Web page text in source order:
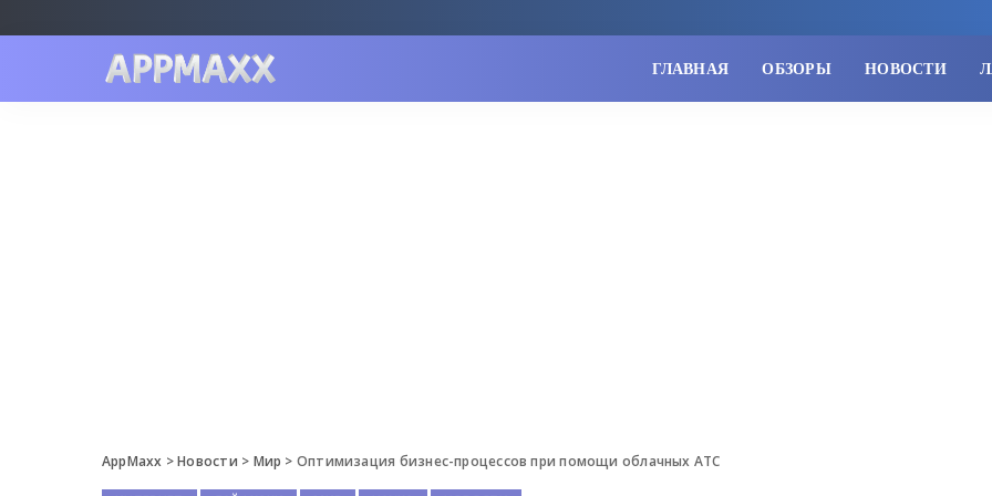
ГЛАВНАЯ ОБЗОРЫ НОВОСТИ
AppMaxx >Новости > Мир > Оптимизация бизнес-процессов при помощи облачных АТС